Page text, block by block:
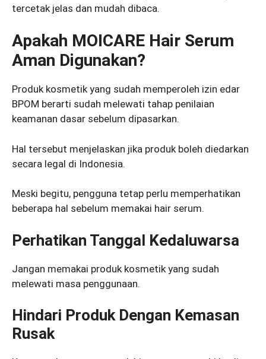
tercetak jelas dan mudah dibaca.
Apakah MOICARE Hair Serum
Aman Digunakan?
Produk kosmetik yang sudah memperoleh izin edar
BPOM berarti sudah melewati tahap penilaian
keamanan dasar sebelum dipasarkan.
Hal tersebut menjelaskan jika produk boleh diedarkan
secara legal di Indonesia.
Meski begitu, pengguna tetap perlu memperhatikan
beberapa hal sebelum memakai hair serum.
Perhatikan Tanggal Kedaluwarsa
Jangan memakai produk kosmetik yang sudah
melewati masa penggunaan.
Hindari Produk Dengan Kemasan
Rusak